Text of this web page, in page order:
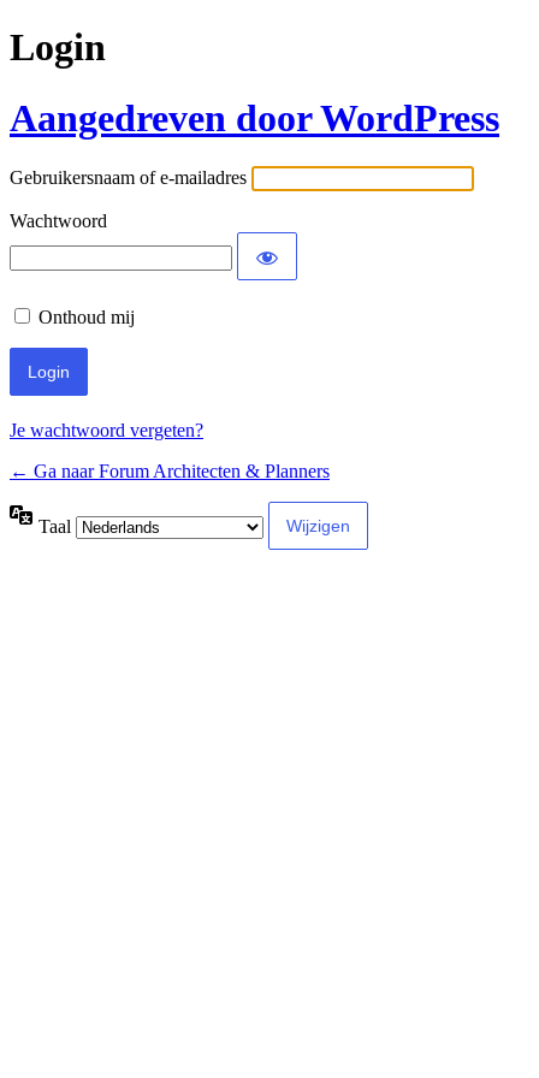
Login
Aangedreven door WordPress
Gebruikersnaam of e-mailadres
Wachtwoord
Onthoud mij
Je wachtwoord vergeten?
← Ga naar Forum Architecten & Planners
Taal